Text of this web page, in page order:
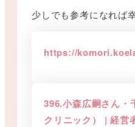
少しでも参考になれば
https://
396.小森広嗣さん・
クリニック） | 経営